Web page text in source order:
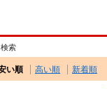
索
い順 高い順 新着順